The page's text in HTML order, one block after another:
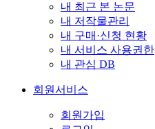
내 최근 본 논문
내 저작물관리
내 구매·신청 현황
내 서비스 사용권한
내 관심 DB
회원서비스
회원가입